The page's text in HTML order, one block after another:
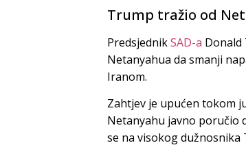
Trump tražio od
PredsjednikSAD-a Donald
Netanyahua da smanji
Iranom.
Zahtjev je upućen tokom
Netanyahu javno poručio
se na visokog dužnosnika